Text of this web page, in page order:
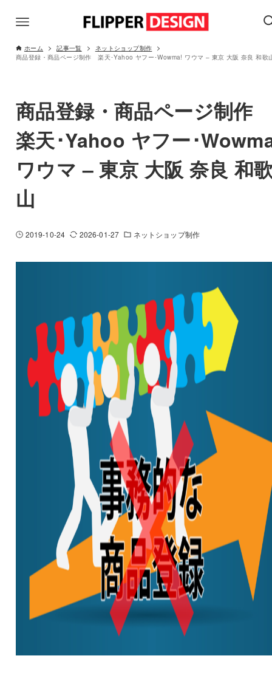
ホーム 記事一覧
ネットショップ制作
商品登録・商品ページ制作 楽天･Yahoo ヤフー･Wowma! ワウマ – 東京 大阪 奈良 和歌
商品登録・商品ページ制
楽天･Yahoo ヤフー･
ワウマ – 東京 大阪 奈良 和
山
2019-10-24 2026-01-27 ネットショップ制作